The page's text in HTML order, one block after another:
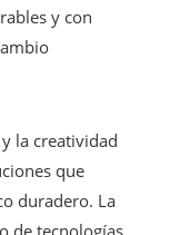
y con
la creatividad
que
duradero. La